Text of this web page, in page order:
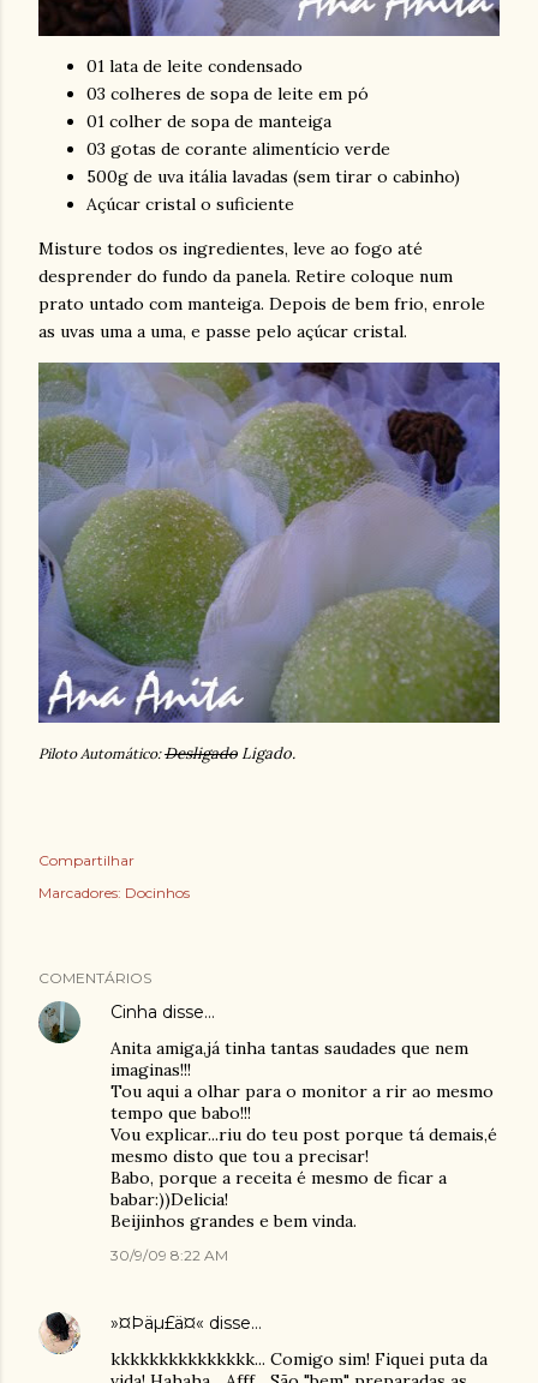
01 lata de leite condensado
03 colheres de sopa de leite em pó
01 colher de sopa de manteiga
03 gotas de corante alimentício verde
500g de uva itália lavadas (sem tirar o cabinho)
Açúcar cristal o suficiente
Misture todos os ingredientes, leve ao fogo até
desprender do fundo da panela. Retire coloque num
prato untado com manteiga. Depois de bem frio, enrole
as uvas uma a uma, e passe pelo açúcar cristal.
Piloto Automático:DesligadoLigado.
Compartilhar
Marcadores: Docinhos
COMENTÁRIOS
Cinha disse…
Anita amiga,já tinha tantas saudades que nem
imaginas!!!
Tou aqui a olhar para o monitor a rir ao mesmo
tempo que babo!!!
Vou explicar...riu do teu post porque tá demais,é
mesmo disto que tou a precisar!
Babo, porque a receita é mesmo de ficar a
babar:))Delicia!
Beijinhos grandes e bem vinda.
30/9/09 8:22 AM
»¤Þäµ£ä¤« disse…
kkkkkkkkkkkkkkk... Comigo sim! Fiquei puta da